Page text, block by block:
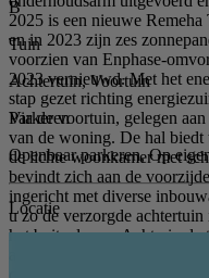
2025 is een nieuwe
en in 2023 zijn zes
voorzien van Enphase-
2023 vernieuwd. Met het
stap gezet richting
Via de voortuin, gelegen
van de woning. De hal biedt
de lichte woonkamer met
bevindt zich aan de
ingericht met diverse
u zo de verzorgde
het buitenleven. Achterin
B
Tuin
Achtertuin, Voortuin
Parkeren
Openbaar parkeren, Op
Locatie